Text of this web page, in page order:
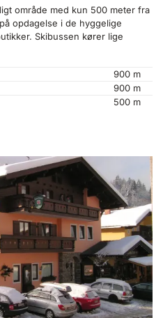
område med kun 500 meter fra
opdagelse i de hyggelige
Skibussen kører lige
900 m
900 m
500 m